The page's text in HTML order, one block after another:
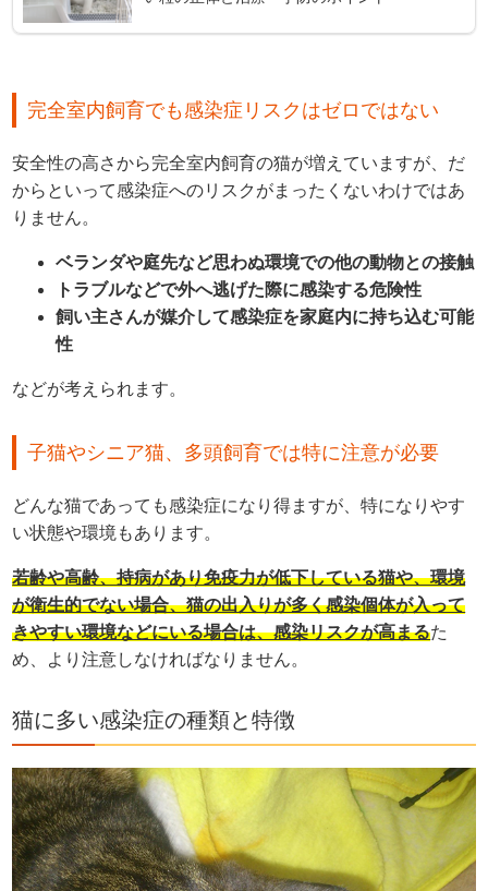
完全室内飼育でも感染症リスクはゼロではない
安全性の高さから完全室内飼育の猫が増えていますが、だ
からといって感染症へのリスクがまったくないわけではあ
りません。
ベランダや庭先など思わぬ環境での他の動物との接触
トラブルなどで外へ逃げた際に感染する危険性
飼い主さんが媒介して感染症を家庭内に持ち込む可能
性
などが考えられます。
子猫やシニア猫、多頭飼育では特に注意が必要
どんな猫であっても感染症になり得ますが、特になりやす
い状態や環境もあります。
若齢や高齢、持病があり免疫力が低下している猫や、環境
が衛生的でない場合、猫の出入りが多く感染個体が入って
きやすい環境などにいる場合は、感染リスクが高まるた
め、より注意しなければなりません。
猫に多い感染症の種類と特徴